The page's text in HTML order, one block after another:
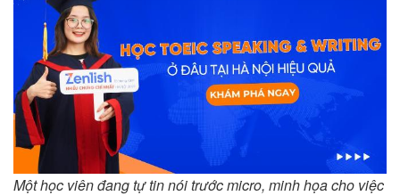
Một học viên đang tự tin nói trước micro, minh họa cho việc